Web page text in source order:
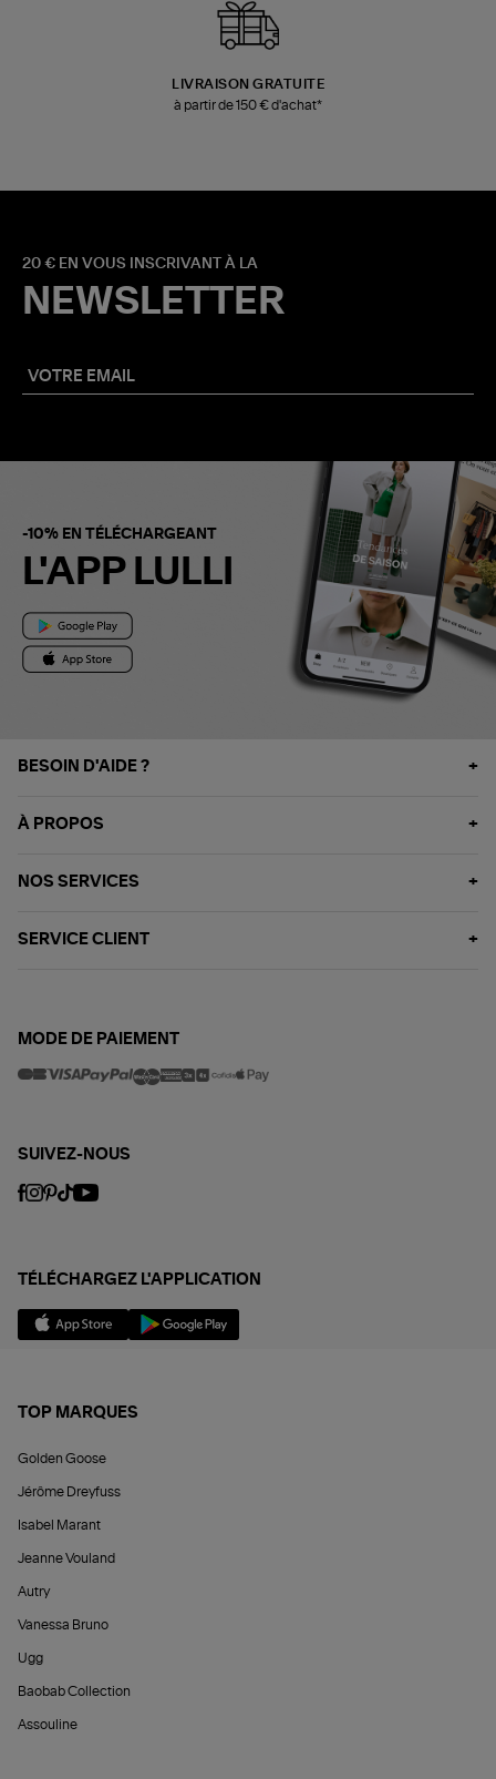
LIVRAISON GRATUITE
à partir de 150 € d'achat*
20 € EN VOUS INSCRIVANT À LA
NEWSLETTER
-10% EN TÉLÉCHARGEANT
L'APP LULLI
BESOIN D'AIDE ?
À PROPOS
NOS SERVICES
SERVICE CLIENT
MODE DE PAIEMENT
SUIVEZ-NOUS
TÉLÉCHARGEZ L'APPLICATION
TOP MARQUES
Golden Goose
Jérôme Dreyfuss
Isabel Marant
Jeanne Vouland
Autry
Vanessa Bruno
Ugg
Baobab Collection
Assouline